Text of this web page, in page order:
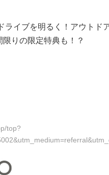
イブを明るく！アウトド
りの限定特典も！？
top?